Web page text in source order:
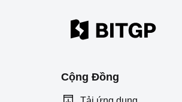
Cộng Đồng